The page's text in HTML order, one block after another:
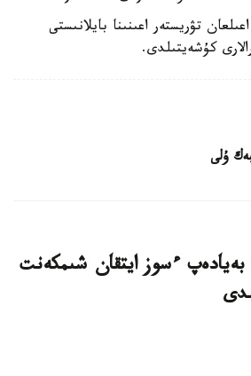
تۋريستەر اعىنىنا بايلانىستى
كۇشەيتىلدى.
ۇلى
بەيادەپ ءسوز ايتقان شىمكەنت